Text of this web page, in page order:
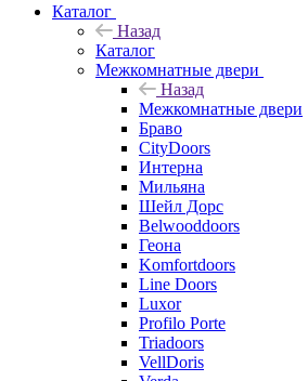
Каталог
Назад
Каталог
Межкомнатные двери
Назад
Межкомнатные двери
Браво
CityDoors
Интерна
Мильяна
Шейл Дорс
Belwooddoors
Геона
Komfortdoors
Line Doors
Luxor
Profilo Porte
Triadoors
VellDoris